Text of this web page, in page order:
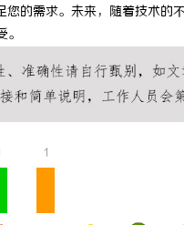
的需求。未来，随着技术的
1
克 IWE Home 水生态中央空